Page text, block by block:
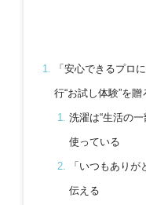
「安心できるプロ
行“お試し体験”を贈
洗濯は“生活の
使っている
「いつもあり
伝える